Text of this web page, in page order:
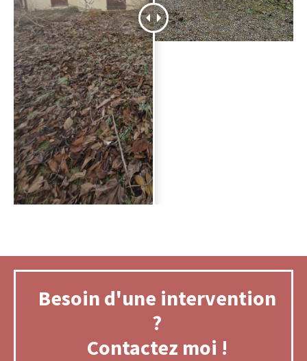
Besoin d'une intervention
?
Contactez moi !